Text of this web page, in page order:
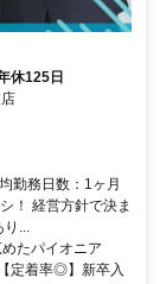
休125日
勤務日数：1ヶ月
！ 経営方針で決ま
...
たパイオニア
定着率◎】新卒入